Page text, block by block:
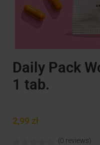
Daily Pack
1 tab.
2,99 zł
(0 reviews)